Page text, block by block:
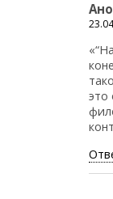
это